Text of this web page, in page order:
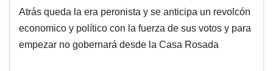
Atrás queda la era peronista y se anticipa un revolcón
economico y político con la fuerza de sus votos y para
empezar no gobernará desde la Casa Rosada